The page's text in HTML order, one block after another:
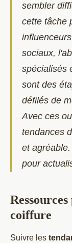
sembler
cette tâche
sociaux,
spécialisés
sont des
défilés de
Avec ces
tendances
et
pour
coiffure
Suivre les